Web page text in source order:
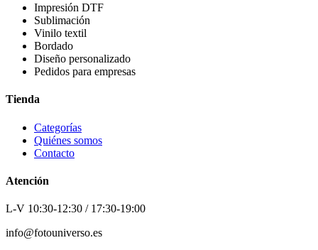
Impresión DTF
Sublimación
Vinilo textil
Bordado
Diseño personalizado
Pedidos para empresas
Tienda
Categorías
Quiénes somos
Contacto
Atención
L-V 10:30-12:30 / 17:30-19:00
info@fotouniverso.es